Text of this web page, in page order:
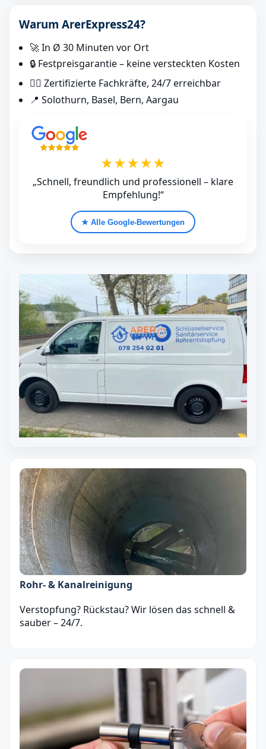
Warum ArerExpress24?
🚀 In Ø 30 Minuten vor Ort
🔒 Festpreisgarantie – keine versteckten Kosten
👷‍♂️ Zertifizierte Fachkräfte, 24/7 erreichbar
📍 Solothurn, Basel, Bern, Aargau
★★★★★
„Schnell, freundlich und professionell – klare
Empfehlung!“
★ Alle Google‑Bewertungen
Rohr- & Kanalreinigung
Verstopfung? Rückstau? Wir lösen das schnell &
sauber – 24/7.